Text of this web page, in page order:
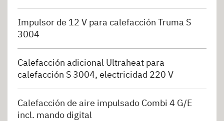
Impulsor de 12 V para calefacción Truma S
3004
Calefacción adicional Ultraheat para
calefacción S 3004, electricidad 220 V
Calefacción de aire impulsado Combi 4 G/E
incl. mando digital